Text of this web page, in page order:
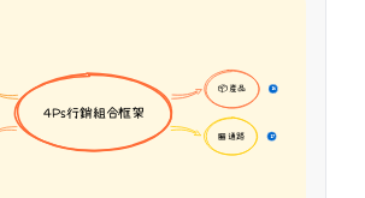
📦 產品 16
🏪 通路 17
4Ps行銷組合框架